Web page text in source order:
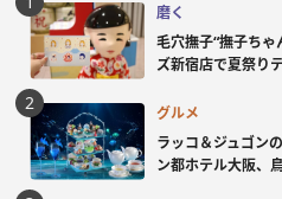
磨く
毛穴撫子“撫子ち
ズ新宿店で夏祭り
グルメ
ラッコ＆ジュゴン
ン都ホテル大阪、